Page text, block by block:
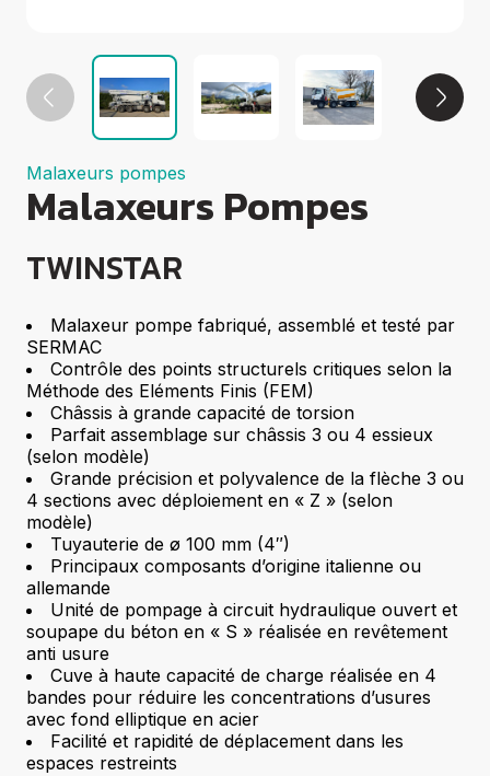
Elévation
Coupe
Centrales à
béton
Démolition
Voir tout
Malaxeurs pompes
Malaxeurs Pompes
TWINSTAR
Malaxeur pompe fabriqué, assemblé et testé par
SERMAC
Contrôle des points structurels critiques selon la
Méthode des Eléments Finis (FEM)
Châssis à grande capacité de torsion
Parfait assemblage sur châssis 3 ou 4 essieux
(selon modèle)
Grande précision et polyvalence de la flèche 3 ou
4 sections avec déploiement en « Z » (selon
modèle)
Tuyauterie de ø 100 mm (4″)
Principaux composants d’origine italienne ou
allemande
Unité de pompage à circuit hydraulique ouvert et
soupape du béton en « S » réalisée en revêtement
anti usure
Cuve à haute capacité de charge réalisée en 4
bandes pour réduire les concentrations d’usures
avec fond elliptique en acier
Facilité et rapidité de déplacement dans les
espaces restreints